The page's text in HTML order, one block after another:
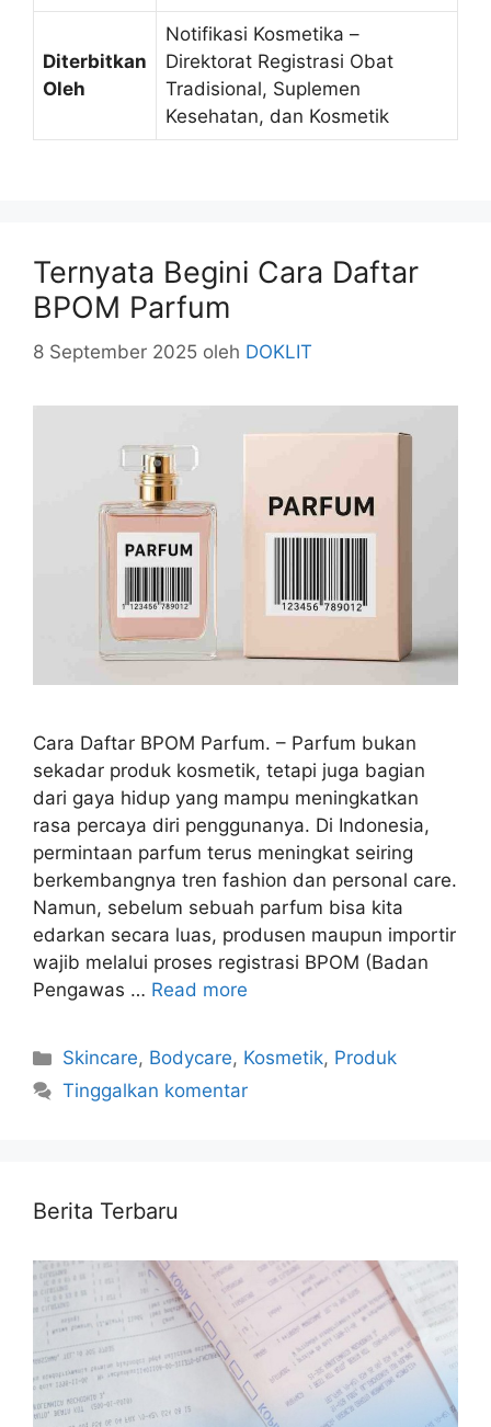
Diterbitkan
Oleh
Notifikasi Kosmetika –
Direktorat Registrasi Obat
Tradisional, Suplemen
Kesehatan, dan Kosmetik
Ternyata Begini Cara Daftar
BPOM Parfum
8 September 2025 oleh DOKLIT
Cara Daftar BPOM Parfum. – Parfum bukan
sekadar produk kosmetik, tetapi juga bagian
dari gaya hidup yang mampu meningkatkan
rasa percaya diri penggunanya. Di Indonesia,
permintaan parfum terus meningkat seiring
berkembangnya tren fashion dan personal care.
Namun, sebelum sebuah parfum bisa kita
edarkan secara luas, produsen maupun importir
wajib melalui proses registrasi BPOM (Badan
Pengawas … Read more
Kategori
Skincare, Bodycare, Kosmetik, Produk
Tinggalkan komentar
Berita Terbaru